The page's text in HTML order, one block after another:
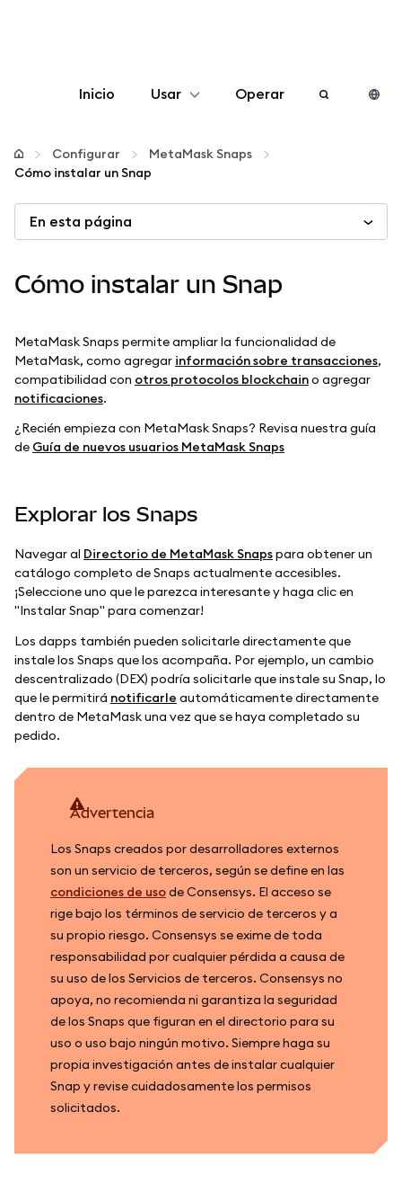
Inicio Usar
Configurar
Más Web3
Manténgase a salvo
Operar
Configurar
MetaMask Snaps
Cómo instalar un Snap
En esta página
Cómo instalar un Snap
MetaMask Snaps permite ampliar la funcionalidad de
MetaMask, como agregar información sobre transacciones,
compatibilidad con otros protocolos blockchaino agregar
notificaciones.
¿Recién empieza con MetaMask Snaps? Revisa nuestra guía
de Guía de nuevos usuarios MetaMask Snaps
Explorar los Snaps
Navegar al Directorio de MetaMask Snapspara obtener un
catálogo completo de Snaps actualmente accesibles.
¡Seleccione uno que le parezca interesante y haga clic en
"Instalar Snap" para comenzar!
Los dapps también pueden solicitarle directamente que
instale los Snaps que los acompaña. Por ejemplo, un cambio
descentralizado (DEX) podría solicitarle que instale su Snap, lo
que le permitirá notificarle automáticamente directamente
dentro de MetaMask una vez que se haya completado su
pedido.
advertencia
Los Snaps creados por desarrolladores externos
son un servicio de terceros, según se define en las
condiciones de usode Consensys. El acceso se
rige bajo los términos de servicio de terceros y a
su propio riesgo. Consensys se exime de toda
responsabilidad por cualquier pérdida a causa de
su uso de los Servicios de terceros. Consensys no
apoya, no recomienda ni garantiza la seguridad
de los Snaps que figuran en el directorio para su
uso o uso bajo ningún motivo. Siempre haga su
propia investigación antes de instalar cualquier
Snap y revise cuidadosamente los permisos
solicitados.